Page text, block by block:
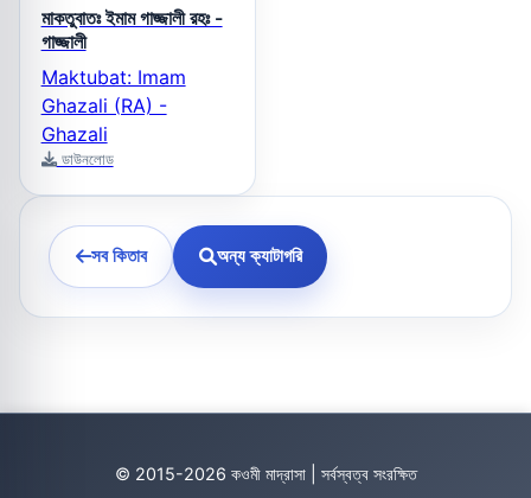
মাকতুবাতঃ ইমাম গাজ্জালী রহঃ -
গাজ্জালী
Maktubat: Imam
Ghazali (RA) -
Ghazali
ডাউনলোড
সব কিতাব অন্য ক্যাটাগরি
© 2015-2026 কওমী মাদ্রাসা | সর্বস্বত্ব সংরক্ষিত